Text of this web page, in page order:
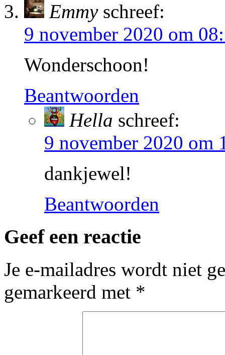
Emmy schreef:
9 november 2020 om
Wonderschoon!
Beantwoorden
Hella schreef:
9 november 2020 om
dankjewel!
Beantwoorden
Geef een reactie
Je e-mailadres wordt niet
gemarkeerd met *